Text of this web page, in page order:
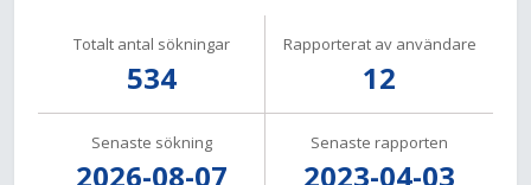
Totalt antal sökningar
534
Rapporterat av användare
12
Senaste sökning
2026-08-07
Senaste rapporten
2023-04-03